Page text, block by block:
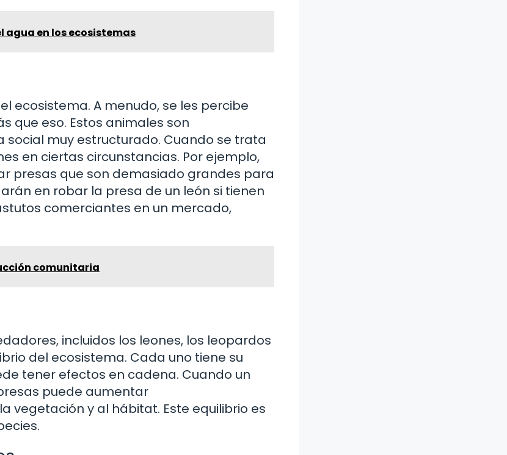
agua en los ecosistemas
ecosistema. A menudo, se les percibe
que eso. Estos animales son
muy estructurado. Cuando se trata
en ciertas circunstancias. Por ejemplo,
presas que son demasiado grandes para
en robar la presa de un león si tienen
comerciantes en un mercado,
comunitaria
incluidos los leones, los leopardos
del ecosistema. Cada uno tiene su
tener efectos en cadena. Cuando un
puede aumentar
vegetación y al hábitat. Este equilibrio es